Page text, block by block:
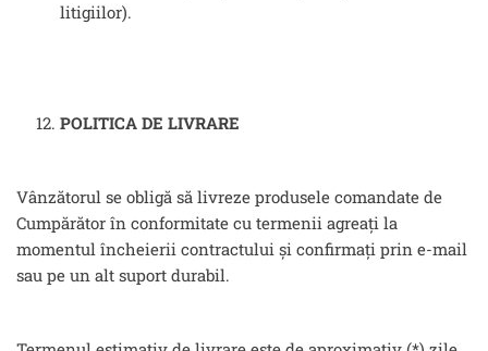
litigiilor).
POLITICA DE LIVRARE
Vânzătorul se obligă să livreze produsele comandate de
Cumpărător în conformitate cu termenii agreați la
momentul încheierii contractului și confirmați prin e-mail
sau pe un alt suport durabil.